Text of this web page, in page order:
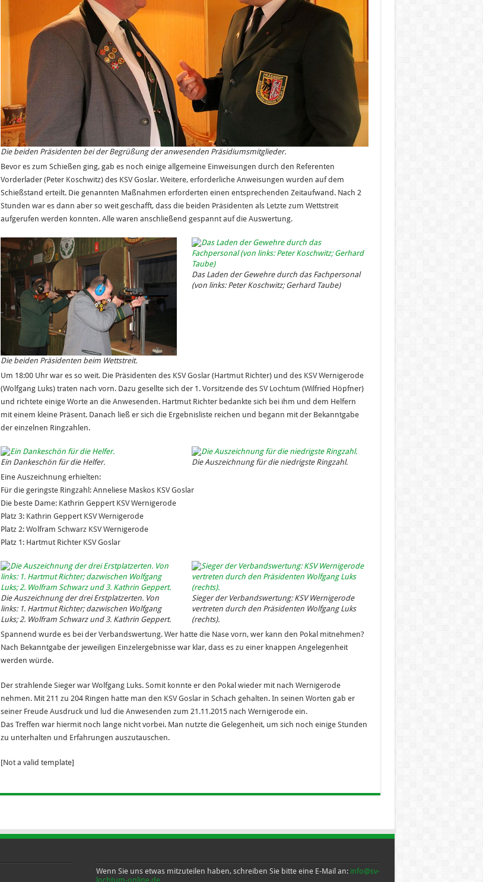
Die beiden Präsidenten bei der Begrüßung der anwesenden Präsidiumsmitglieder.
Bevor es zum Schießen ging, gab es noch einige allgemeine Einweisungen durch den Referenten
Vorderlader (Peter Koschwitz) des KSV Goslar. Weitere, erforderliche Anweisungen wurden auf dem
Schießstand erteilt. Die genannten Maßnahmen erforderten einen entsprechenden Zeitaufwand. Nach 2
Stunden war es dann aber so weit geschafft, dass die beiden Präsidenten als Letzte zum Wettstreit
aufgerufen werden konnten. Alle waren anschließend gespannt auf die Auswertung.
Die beiden Präsidenten beim Wettstreit.
Das Laden der Gewehre durch das Fachpersonal
(von links: Peter Koschwitz; Gerhard Taube)
Um 18:00 Uhr war es so weit. Die Präsidenten des KSV Goslar (Hartmut Richter) und des KSV Wernigerode
(Wolfgang Luks) traten nach vorn. Dazu gesellte sich der 1. Vorsitzende des SV Lochtum (Wilfried Höpfner)
und richtete einige Worte an die Anwesenden. Hartmut Richter bedankte sich bei ihm und dem Helfern
mit einem kleine Präsent. Danach ließ er sich die Ergebnisliste reichen und begann mit der Bekanntgabe
der einzelnen Ringzahlen.
Ein Dankeschön für die Helfer.
Die Auszeichnung für die niedrigste Ringzahl.
Eine Auszeichnung erhielten:
Für die geringste Ringzahl: Anneliese Maskos KSV Goslar
Die beste Dame: Kathrin Geppert KSV Wernigerode
Platz 3: Kathrin Geppert KSV Wernigerode
Platz 2: Wolfram Schwarz KSV Wernigerode
Platz 1: Hartmut Richter KSV Goslar
Die Auszeichnung der drei Erstplatzerten. Von
links: 1. Hartmut Richter; dazwischen Wolfgang
Luks; 2. Wolfram Schwarz und 3. Kathrin Geppert.
Sieger der Verbandswertung: KSV Wernigerode
vertreten durch den Präsidenten Wolfgang Luks
(rechts).
Spannend wurde es bei der Verbandswertung. Wer hatte die Nase vorn, wer kann den Pokal mitnehmen?
Nach Bekanntgabe der jeweiligen Einzelergebnisse war klar, dass es zu einer knappen Angelegenheit
werden würde.
Der strahlende Sieger war Wolfgang Luks. Somit konnte er den Pokal wieder mit nach Wernigerode
nehmen. Mit 211 zu 204 Ringen hatte man den KSV Goslar in Schach gehalten. In seinen Worten gab er
seiner Freude Ausdruck und lud die Anwesenden zum 21.11.2015 nach Wernigerode ein.
Das Treffen war hiermit noch lange nicht vorbei. Man nutzte die Gelegenheit, um sich noch einige Stunden
zu unterhalten und Erfahrungen auszutauschen.
[Not a valid template]
Wenn Sie uns etwas mitzuteilen haben, schreiben Sie bitte eine E-Mail an: info@sv-
lochtum-online.de